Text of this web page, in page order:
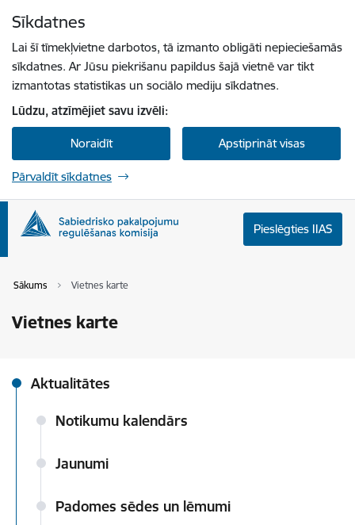
Sīkdatnes
Lai šī tīmekļvietne darbotos, tā izmanto obligāti nepieciešamās
sīkdatnes. Ar Jūsu piekrišanu papildus šajā vietnē var tikt
izmantotas statistikas un sociālo mediju sīkdatnes.
Lūdzu, atzīmējiet savu izvēli:
Noraidīt Apstiprināt visas
Pārvaldīt sīkdatnes
Pieslēgties IIAS
Sākums Vietnes karte
Vietnes karte
Aktualitātes
Notikumu kalendārs
Jaunumi
Padomes sēdes un lēmumi